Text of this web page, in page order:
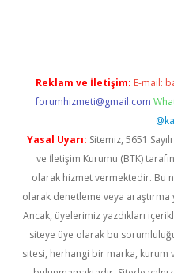
Reklam ve İletişim: E-mail:
forumhizmeti@gmail.com
Yasal Uyarı: Sitemiz, 5651
ve İletişim Kurumu (BTK)
olarak hizmet vermektedir. Bu
olarak denetleme veya
Ancak, üyelerimiz yazdıkları
siteye üye olarak bu
sitesi, herhangi bir marka, kurum